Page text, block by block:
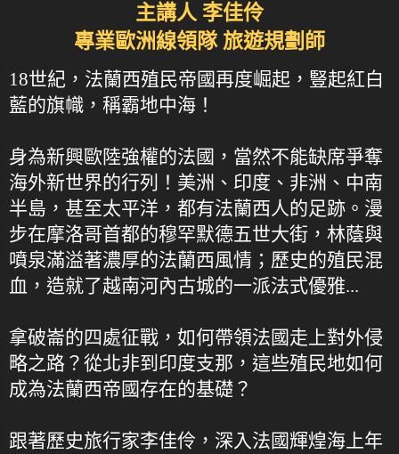
主講人 李佳伶
專業歐洲線領隊 旅遊規劃師
18世紀，法蘭西殖民帝國再度崛起，豎起紅白
藍的旗幟，稱霸地中海！
身為新興歐陸強權的法國，當然不能缺席爭奪
海外新世界的行列！美洲、印度、非洲、中南
半島，甚至太平洋，都有法蘭西人的足跡。漫
步在摩洛哥首都的穆罕默德五世大街，林蔭與
噴泉滿溢著濃厚的法蘭西風情；歷史的殖民混
血，造就了越南河內古城的一派法式優雅...
拿破崙的四處征戰，如何帶領法國走上對外侵
略之路？從北非到印度支那，這些殖民地如何
成為法蘭西帝國存在的基礎？
跟著歷史旅行家李佳伶，深入法國輝煌海上年